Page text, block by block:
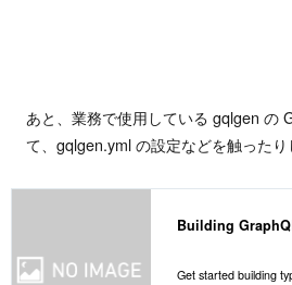
あと、業務で使用している gqlgen の
て、gqlgen.yml の設定などを触ったり
Get started building